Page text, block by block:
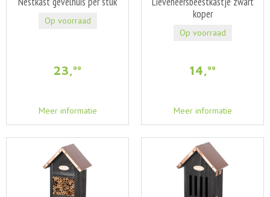
23,99
Meer informatie
Op voorraad
koper
14,99
Meer informatie
Op voorraad